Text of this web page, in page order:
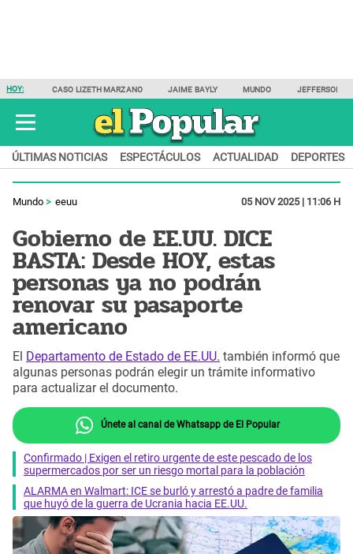
HOY: CASO LIZETH MARZANO JAIME BAYLY MUNDO JEFFERSON
ÚLTIMAS NOTICIAS ESPECTÁCULOS ACTUALIDAD DEPORTES
Mundo eeuu 05 NOV 2025 | 11:06 H
Gobierno de EE.UU. DICE
BASTA: Desde HOY, estas
personas ya no podrán
renovar su pasaporte
americano
El Departamento de Estado de EE.UU. también informó que
algunas personas podrán elegir un trámite informativo
para actualizar el documento.
Únete al canal de Whatsapp de El Popular
Confirmado | Exigen el retiro urgente de este pescado de los
supermercados por ser un riesgo mortal para la población
ALARMA en Walmart: ICE se burló y arrestó a padre de familia
que huyó de la guerra de Ucrania hacia EE.UU.